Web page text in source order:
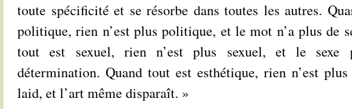
toute spécificité et se résorbe dans toutes les autres.
politique, rien n’est plus politique, et le mot n’a plus de
tout est sexuel, rien n’est plus sexuel, et le sexe
détermination. Quand tout est esthétique, rien n’est
laid, et l’art même disparaît. »